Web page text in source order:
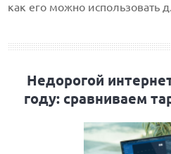
как его можно использовать
Недорогой
году: сравниваем